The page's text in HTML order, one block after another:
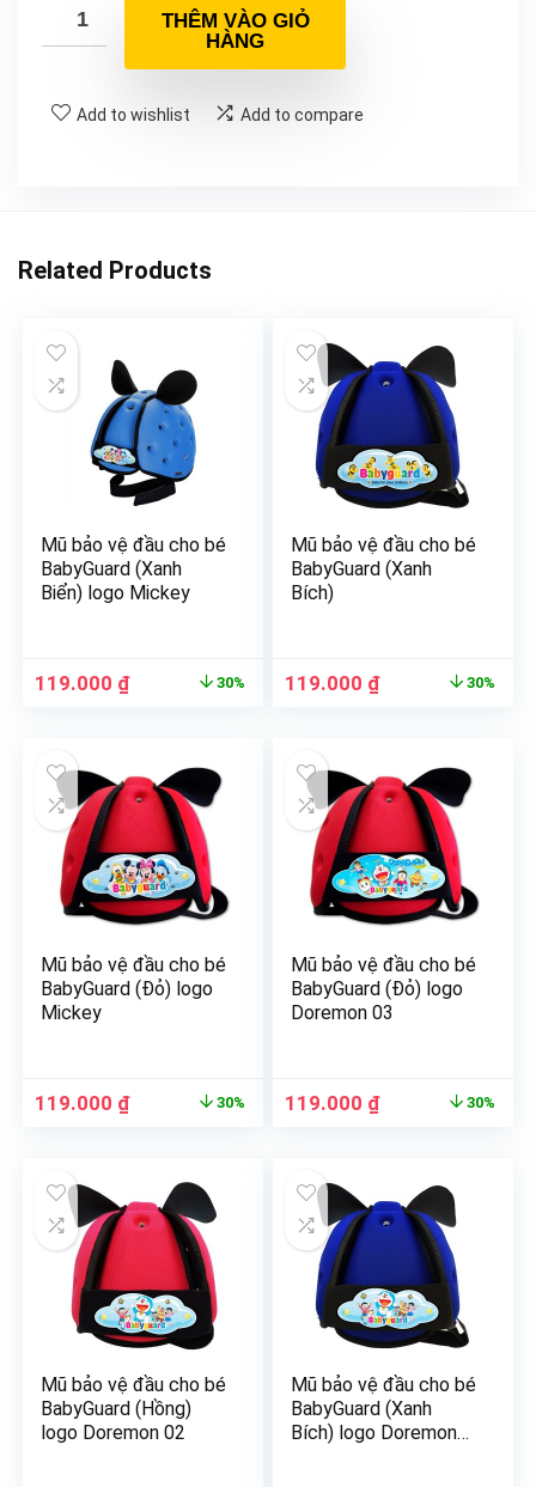
THÊM VÀO GIỎ
HÀNG
Add to wishlist Add to compare
Related Products
Mũ bảo vệ đầu cho bé
BabyGuard (Xanh
Biển) logo Mickey
119.000 ₫ 30%
Mũ bảo vệ đầu cho bé
BabyGuard (Xanh
Bích)
119.000 ₫ 30%
Mũ bảo vệ đầu cho bé
BabyGuard (Đỏ) logo
Mickey
119.000 ₫ 30%
Mũ bảo vệ đầu cho bé
BabyGuard (Đỏ) logo
Doremon 03
119.000 ₫ 30%
Mũ bảo vệ đầu cho bé
BabyGuard (Hồng)
logo Doremon 02
Mũ bảo vệ đầu cho bé
BabyGuard (Xanh
Bích) logo Doremon